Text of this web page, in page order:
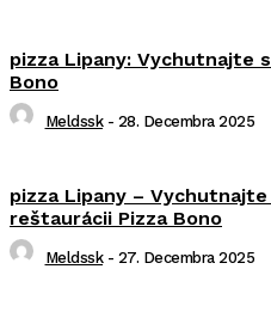
pizza Lipany: Vychutnajte
Bono
Meldssk - 28. Decembra 2025
pizza Lipany –
reštaurácii Pizza Bono
Meldssk - 27. Decembra 2025